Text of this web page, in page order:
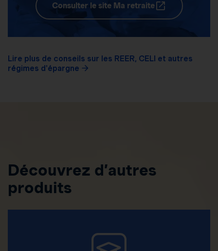
Consulter le site Ma retraite
Lire plus de conseils sur les REER, CELI et autres
régimes d'épargne
Découvrez d’autres
produits